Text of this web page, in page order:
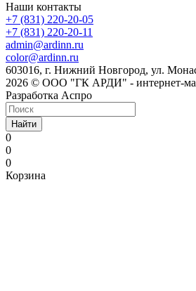
Наши контакты
+7 (831) 220-20-05
+7 (831) 220-20-11
admin@ardinn.ru
color@ardinn.ru
603016, г. Нижний Новгород, ул.
2026 © ООО "ГК АРДИ" - интернет-
Разработка Аспро
Найти
0
0
0
Корзина